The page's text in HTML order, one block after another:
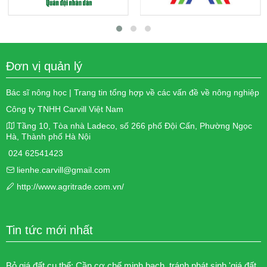
Đơn vị quản lý
Bác sĩ nông học | Trang tin tổng hợp về các vấn đề về nông nghiệp
Công ty TNHH Carvill Việt Nam
Tầng 10, Tòa nhà Ladeco, số 266 phố Đội Cấn, Phường Ngọc
Hà, Thành phố Hà Nội
024 62541423
lienhe.carvill@gmail.com
http://www.agritrade.com.vn/
Tin tức mới nhất